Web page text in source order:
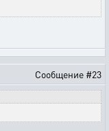
Сообщение #23